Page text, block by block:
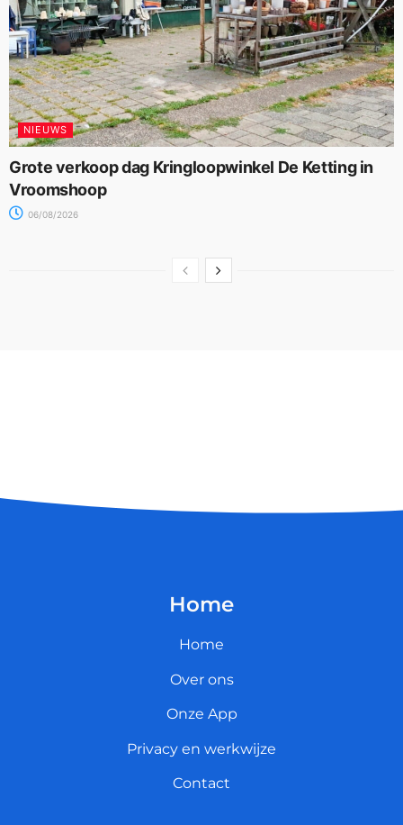
NIEUWS
Grote verkoop dag Kringloopwinkel De Ketting in
Vroomshoop
06/08/2026
Home
Home
Over ons
Onze App
Privacy en werkwijze
Contact